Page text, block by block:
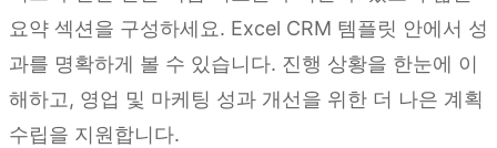
요약 섹션을 구성하세요. Excel CRM 템플릿 안에서 성
과를 명확하게 볼 수 있습니다. 진행 상황을 한눈에 이
해하고, 영업 및 마케팅 성과 개선을 위한 더 나은 계획
수립을 지원합니다.